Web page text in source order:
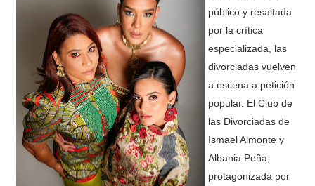
público y resaltada
por la crítica
especializada, las
divorciadas vuelven
a escena a petición
popular. El Club de
las Divorciadas de
Ismael Almonte y
Albania Peña,
protagonizada por